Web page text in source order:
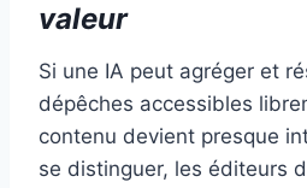
valeur
Si une IA peut agréger et
dépêches accessibles
contenu devient presque
se distinguer, les éditeurs